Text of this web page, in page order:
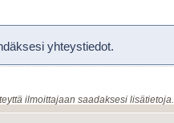
yhteystiedot.
ilmoittajaan saadaksesi lisätietoja.